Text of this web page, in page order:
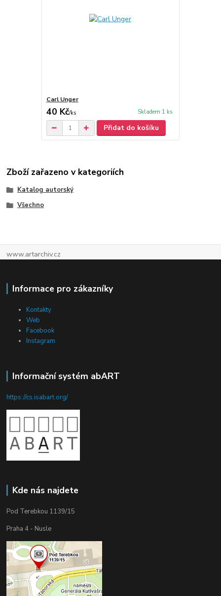
Carl Unger
40 Kč/ks Skladem 1 ks
Přidat do košíku
Zboží zařazeno v kategoriích
Katalog autorský
Všechno
www.artarchiv.cz
Informace pro zákazníky
Kontakty
Web
Facebook
Instagram
Informační systém abART
https://cs.isabart.org/
Kde nás najdete
Pod Terebkou 1139/15
Praha 4 - Nusle